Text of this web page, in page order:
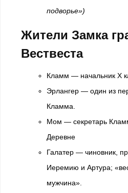
подворье»)
Жители Замка
Вествеста
Кламм — начальник Х
Эрлангер — один из
Кламма.
Мом — секретарь
Деревне
Галатер — чиновник,
Иеремию и Артура;
мужчина».